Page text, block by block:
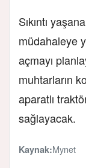
Sıkıntı
müdahaleye
açmayı
muhtarların
aparatlı
sağlayacak.
Kaynak:Mynet